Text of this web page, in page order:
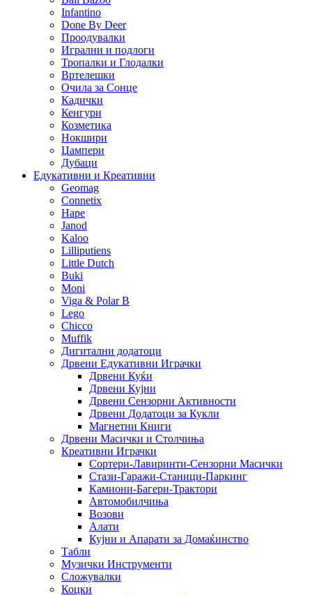
Infantino
Done By Deer
Проодувалки
Игрални и подлоги
Тропалки и Глодалки
Вртелешки
Очила за Сонце
Кадички
Кенгури
Козметика
Нокшири
Џампери
Дубаци
Едукативни и Креативни
Geomag
Connetix
Hape
Janod
Kaloo
Lilliputiens
Little Dutch
Buki
Moni
Viga & Polar B
Lego
Chicco
Muffik
Дигитални додатоци
Дрвени Едукативни Играчки
Дрвени Куќи
Дрвени Кујни
Дрвени Сензорни Активности
Дрвени Додатоци за Кукли
Магнетни Книги
Дрвени Масички и Столчиња
Креативни Играчки
Сортери-Лавиринти-Сензорни Масички
Стази-Гаражи-Станици-Паркинг
Камиони-Багери-Трактори
Автомобилчиња
Возови
Алати
Кујни и Апарати за Домаќинство
Табли
Музички Инструменти
Сложувалки
Коцки